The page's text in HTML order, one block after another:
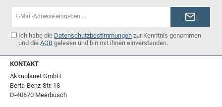
Ich habe die Datenschutzbestimmungen zur Kenntnis genommen
und dieAGB gelesen und bin mit ihnen einverstanden.
KONTAKT
Akkuplanet GmbH
Berta-Benz-Str. 18
D-40670 Meerbusch